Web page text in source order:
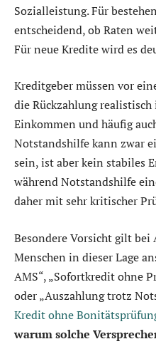
Sozialleistung. Für
entscheidend, ob Raten
Für neue Kredite wird es
Kreditgeber müssen vor
die Rückzahlung realistisch
Einkommen und häufig
Notstandshilfe kann zwar
sein, ist aber kein stabiles
während Notstandshilfe
daher mit sehr kritischer
Besondere Vorsicht gilt bei
Menschen in dieser Lage
AMS“, „Sofortkredit ohne
oder „Auszahlung trotz
Kredit ohne
warum solche